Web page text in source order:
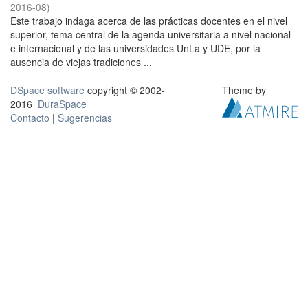
2016-08)
Este trabajo indaga acerca de las prácticas docentes en el nivel
superior, tema central de la agenda universitaria a nivel nacional
e internacional y de las universidades UnLa y UDE, por la
ausencia de viejas tradiciones ...
DSpace software copyright © 2002-
2016 DuraSpace
Contacto | Sugerencias
Theme by